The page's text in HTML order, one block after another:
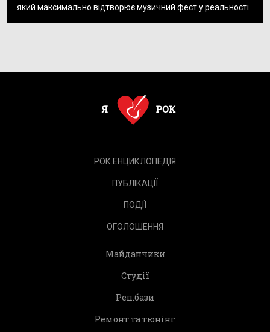
який максимально відтворює музичний фест у реальності
РОК.ЕНЦИКЛОПЕДІЯ
ПУБЛІКАЦІЇ
ПОДІЇ
ОГОЛОШЕННЯ
Майданчики
Студії
Реп.бази
Ремонт та тюнінг